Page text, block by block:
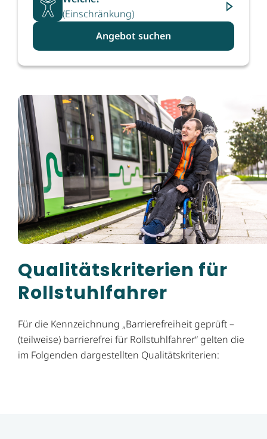
(Einschränkung)
Angebot suchen
Qualitätskriterien für
Rollstuhlfahrer
Für die Kennzeichnung „Barrierefreiheit geprüft –
(teilweise) barrierefrei für Rollstuhlfahrer“ gelten die
im Folgenden dargestellten Qualitätskriterien: